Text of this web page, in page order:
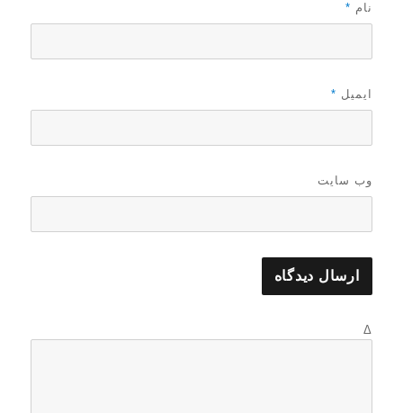
نام *
ایمیل *
وب‌ سایت
Δ